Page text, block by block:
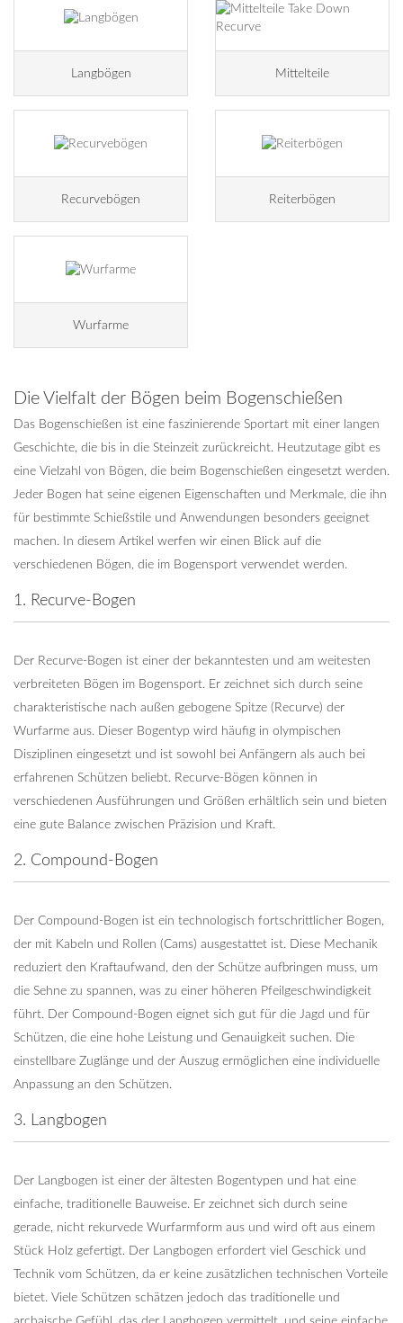
Langbögen Mittelteile
Recurvebögen Reiterbögen
Wurfarme
Die Vielfalt der Bögen beim Bogenschießen
Das Bogenschießen ist eine faszinierende Sportart mit einer langen
Geschichte, die bis in die Steinzeit zurückreicht. Heutzutage gibt es
eine Vielzahl von Bögen, die beim Bogenschießen eingesetzt werden.
Jeder Bogen hat seine eigenen Eigenschaften und Merkmale, die ihn
für bestimmte Schießstile und Anwendungen besonders geeignet
machen. In diesem Artikel werfen wir einen Blick auf die
verschiedenen Bögen, die im Bogensport verwendet werden.
1. Recurve-Bogen
Der Recurve-Bogen ist einer der bekanntesten und am weitesten
verbreiteten Bögen im Bogensport. Er zeichnet sich durch seine
charakteristische nach außen gebogene Spitze (Recurve) der
Wurfarme aus. Dieser Bogentyp wird häufig in olympischen
Disziplinen eingesetzt und ist sowohl bei Anfängern als auch bei
erfahrenen Schützen beliebt. Recurve-Bögen können in
verschiedenen Ausführungen und Größen erhältlich sein und bieten
eine gute Balance zwischen Präzision und Kraft.
2. Compound-Bogen
Der Compound-Bogen ist ein technologisch fortschrittlicher Bogen,
der mit Kabeln und Rollen (Cams) ausgestattet ist. Diese Mechanik
reduziert den Kraftaufwand, den der Schütze aufbringen muss, um
die Sehne zu spannen, was zu einer höheren Pfeilgeschwindigkeit
führt. Der Compound-Bogen eignet sich gut für die Jagd und für
Schützen, die eine hohe Leistung und Genauigkeit suchen. Die
einstellbare Zuglänge und der Auszug ermöglichen eine individuelle
Anpassung an den Schützen.
3. Langbogen
Der Langbogen ist einer der ältesten Bogentypen und hat eine
einfache, traditionelle Bauweise. Er zeichnet sich durch seine
gerade, nicht rekurvede Wurfarmform aus und wird oft aus einem
Stück Holz gefertigt. Der Langbogen erfordert viel Geschick und
Technik vom Schützen, da er keine zusätzlichen technischen Vorteile
bietet. Viele Schützen schätzen jedoch das traditionelle und